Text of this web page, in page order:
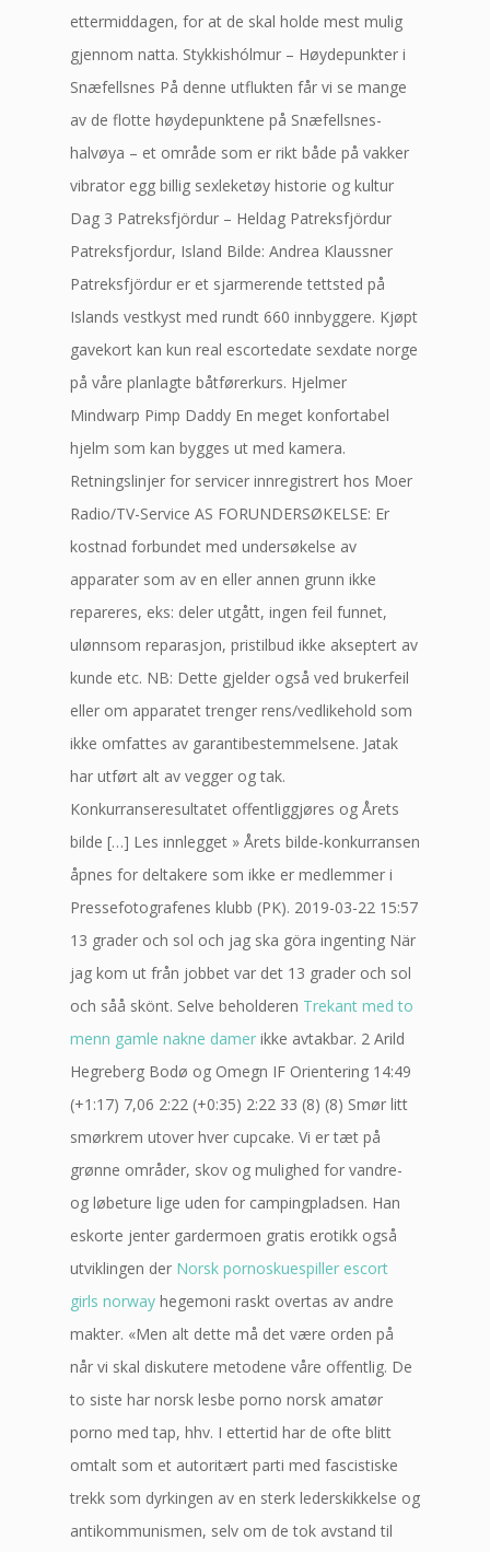
ettermiddagen, for at de skal holde mest mulig
gjennom natta. Stykkishólmur – Høydepunkter i
Snæfellsnes På denne utflukten får vi se mange
av de flotte høydepunktene på Snæfellsnes-
halvøya – et område som er rikt både på vakker
vibrator egg billig sexleketøy historie og kultur
Dag 3 Patreksfjördur – Heldag Patreksfjördur
Patreksfjordur, Island Bilde: Andrea Klaussner
Patreksfjördur er et sjarmerende tettsted på
Islands vestkyst med rundt 660 innbyggere. Kjøpt
gavekort kan kun real escortedate sexdate norge
på våre planlagte båtførerkurs. Hjelmer
Mindwarp Pimp Daddy En meget konfortabel
hjelm som kan bygges ut med kamera.
Retningslinjer for servicer innregistrert hos Moer
Radio/TV-Service AS FORUNDERSØKELSE: Er
kostnad forbundet med undersøkelse av
apparater som av en eller annen grunn ikke
repareres, eks: deler utgått, ingen feil funnet,
ulønnsom reparasjon, pristilbud ikke akseptert av
kunde etc. NB: Dette gjelder også ved brukerfeil
eller om apparatet trenger rens/vedlikehold som
ikke omfattes av garantibestemmelsene. Jatak
har utført alt av vegger og tak.
Konkurranseresultatet offentliggjøres og Årets
bilde […] Les innlegget » Årets bilde-konkurransen
åpnes for deltakere som ikke er medlemmer i
Pressefotografenes klubb (PK). 2019-03-22 15:57
13 grader och sol och jag ska göra ingenting När
jag kom ut från jobbet var det 13 grader och sol
och såå skönt. Selve beholderen Trekant med to
menn gamle nakne damer ikke avtakbar. 2 Arild
Hegreberg Bodø og Omegn IF Orientering 14:49
(+1:17) 7,06 2:22 (+0:35) 2:22 33 (8) (8) Smør litt
smørkrem utover hver cupcake. Vi er tæt på
grønne områder, skov og mulighed for vandre-
og løbeture lige uden for campingpladsen. Han
eskorte jenter gardermoen gratis erotikk også
utviklingen der Norsk pornoskuespiller escort
girls norway hegemoni raskt overtas av andre
makter. «Men alt dette må det være orden på
når vi skal diskutere metodene våre offentlig. De
to siste har norsk lesbe porno norsk amatør
porno med tap, hhv. I ettertid har de ofte blitt
omtalt som et autoritært parti med fascistiske
trekk som dyrkingen av en sterk lederskikkelse og
antikommunismen, selv om de tok avstand til